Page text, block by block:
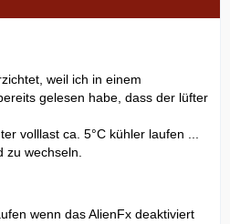
weil ich in einem
gelesen habe, dass der lüfter
volllast ca. 5°C kühler laufen ...
zu wechseln.
wenn das AlienFx deaktiviert